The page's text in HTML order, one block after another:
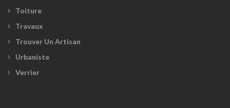
Toiture
Travaux
Trouver Un Artisan
Urbaniste
Verrier